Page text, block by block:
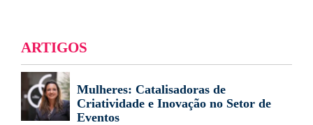
ARTIGOS
Mulheres: Catalisadoras de
Criatividade e Inovação no Setor de
Eventos